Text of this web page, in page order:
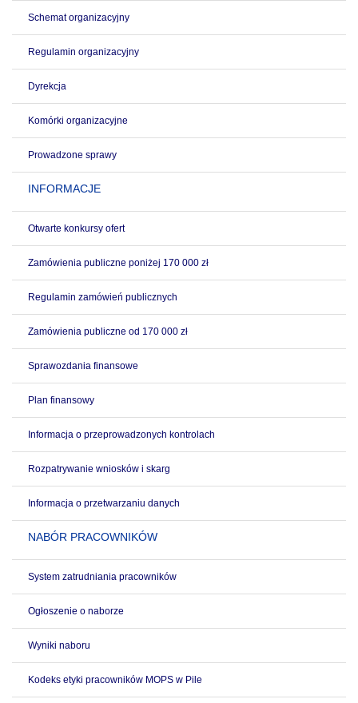
Schemat organizacyjny
Regulamin organizacyjny
Dyrekcja
Komórki organizacyjne
Prowadzone sprawy
INFORMACJE
Otwarte konkursy ofert
Zamówienia publiczne poniżej 170 000 zł
Regulamin zamówień publicznych
Zamówienia publiczne od 170 000 zł
Sprawozdania finansowe
Plan finansowy
Informacja o przeprowadzonych kontrolach
Rozpatrywanie wniosków i skarg
Informacja o przetwarzaniu danych
NABÓR PRACOWNIKÓW
System zatrudniania pracowników
Ogłoszenie o naborze
Wyniki naboru
Kodeks etyki pracowników MOPS w Pile